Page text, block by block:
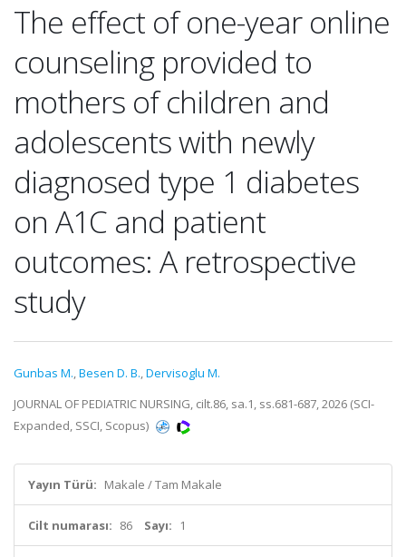
The effect of one-year online
counseling provided to
mothers of children and
adolescents with newly
diagnosed type 1 diabetes
on A1C and patient
outcomes: A retrospective
study
Gunbas M.,Besen D. B.,Dervisoglu M.
JOURNAL OF PEDIATRIC NURSING, cilt.86, sa.1, ss.681-687, 2026 (SCI-
Expanded, SSCI, Scopus)
Yayın Türü: Makale / Tam Makale
Cilt numarası: 86 Sayı: 1